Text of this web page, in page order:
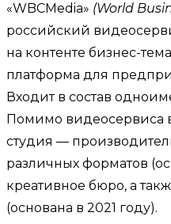
«WBCMedia» (World
российский
на контенте бизнес-
платформа для
Входит в состав
Помимо видеосервиса
студия —
различных форматов
креативное бюро, а
(основана в 2021 году).